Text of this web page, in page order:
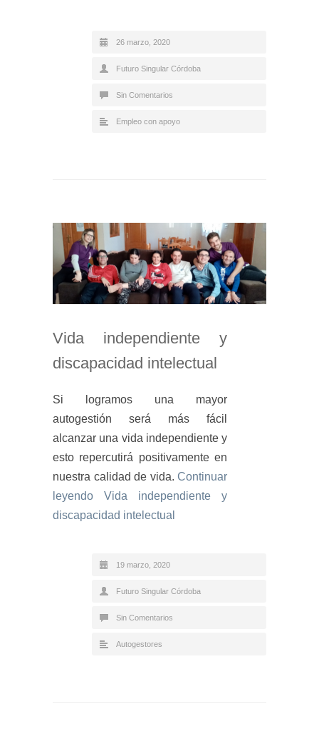
26 marzo, 2020
Futuro Singular Córdoba
Sin Comentarios
Empleo con apoyo
Vida independiente y
discapacidad intelectual
Si logramos una mayor
autogestión será más fácil
alcanzar una vida independiente y
esto repercutirá positivamente en
nuestra calidad de vida. Continuar
leyendo Vida independiente y
discapacidad intelectual
19 marzo, 2020
Futuro Singular Córdoba
Sin Comentarios
Autogestores